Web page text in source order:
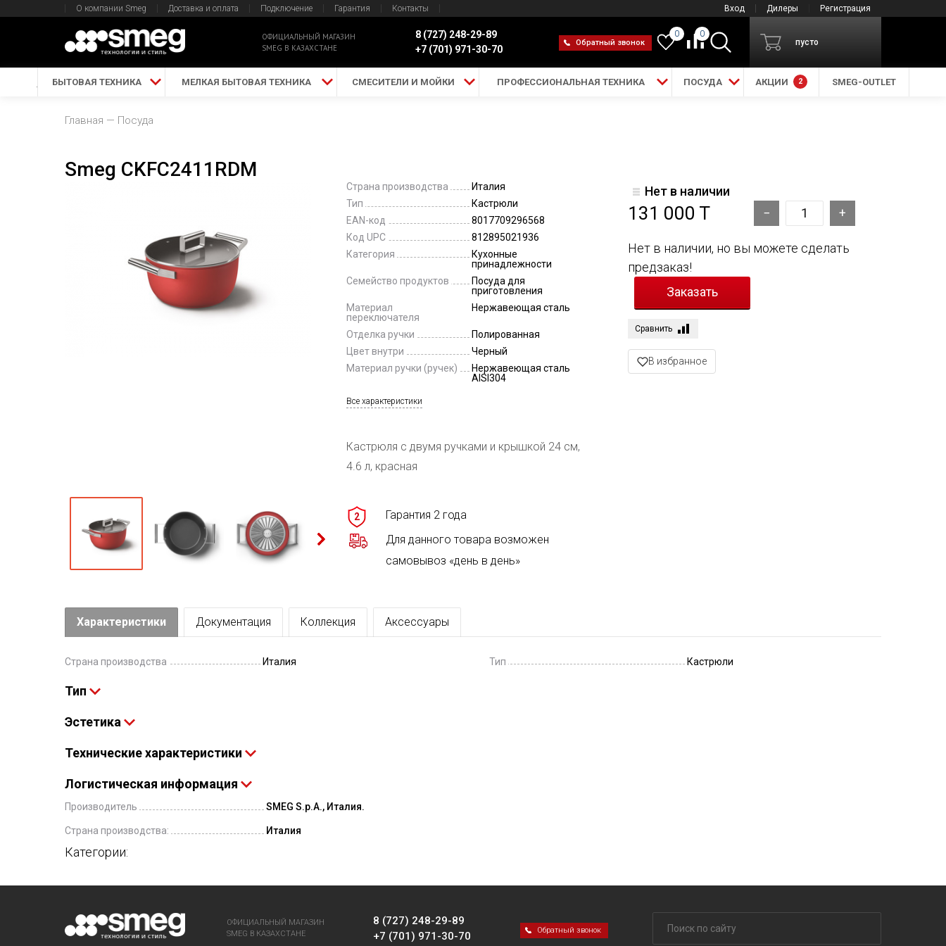
Вход Дилеры Регистрация
О компании Smeg Доставка и оплата Подключение Гарантия Контакты
ОФИЦИАЛЬНЫЙ МАГАЗИН
SMEG В КАЗАХСТАНЕ
8 (727) 248-29-89
+7 (701) 971-30-70
Обратный звонок
0
0
пусто
БЫТОВАЯ ТЕХНИКА МЕЛКАЯ БЫТОВАЯ ТЕХНИКА СМЕСИТЕЛИ И МОЙКИ ПРОФЕССИОНАЛЬНАЯ ТЕХНИКА ПОСУДА АКЦИИ 2 SMEG-OUTLET
Главная Посуда
Smeg CKFC2411RDM
Страна производства
Италия
Тип
Кастрюли
EAN-код
8017709296568
Код UPC
812895021936
Категория
Кухонные
принадлежности
Семейство продуктов
Посуда для
приготовления
Материал
переключателя
Нержавеющая сталь
Отделка ручки
Полированная
Цвет внутри
Черный
Материал ручки (ручек)
Нержавеющая сталь
AISI304
Все характеристики
Кастрюля с двумя ручками и крышкой 24 см,
4.6 л, красная
2
Гарантия 2 года
Для данного товара возможен
самовывоз «день в день»
Нет в наличии
131 000 T
Нет в наличии, но вы можете сделать
предзаказ!
Сравнить
В избранное
Характеристики Документация Коллекция Аксессуары
Страна производства Италия Тип Кастрюли
Тип
Эстетика
Технические характеристики
Логистическая информация
Производитель SMEG S.p.A., Италия.
Страна производства: Италия
Категории:
ОФИЦИАЛЬНЫЙ МАГАЗИН
SMEG В КАЗАХСТАНЕ
8 (727) 248-29-89
+7 (701) 971-30-70
Обратный звонок